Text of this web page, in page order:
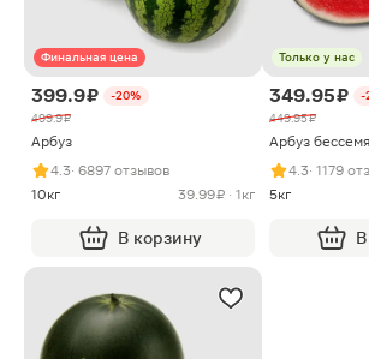
Финальная цена
399.9 ₽
-20%
499.9 ₽
Арбуз
4.3· 6897 отзывов
10кг
39.99 ₽ · 1кг
В корзину
Только у нас
349.95 ₽
-
449.95 ₽
Арбуз
4.3· 1179
5кг